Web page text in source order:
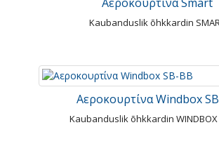
Kaubanduslik õhkkardin
Αεροκουρτίνα Windbox
Kaubanduslik õhkkardin WINDBOX